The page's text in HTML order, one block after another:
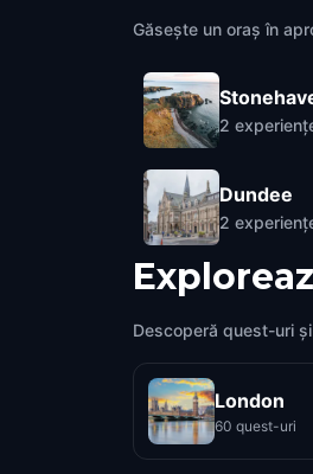
Găsește un oraș în
2
Dundee
2
Descoperă quest-uri
London
60 quest-uri